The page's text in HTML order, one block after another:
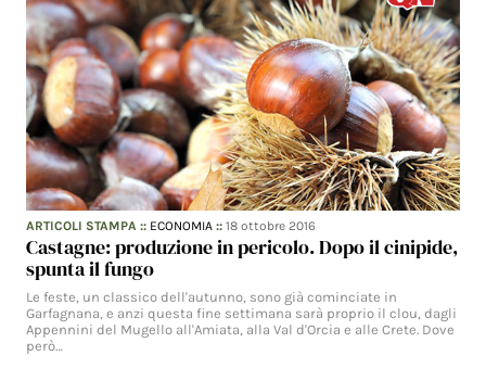
ARTICOLI STAMPA :: ECONOMIA ::18 ottobre 2016
Castagne: produzione in pericolo. Dopo il cinipide,
spunta il fungo
Le feste, un classico dell'autunno, sono già cominciate in
Garfagnana, e anzi questa fine settimana sarà proprio il clou, dagli
Appennini del Mugello all'Amiata, alla Val d'Orcia e alle Crete. Dove
però…